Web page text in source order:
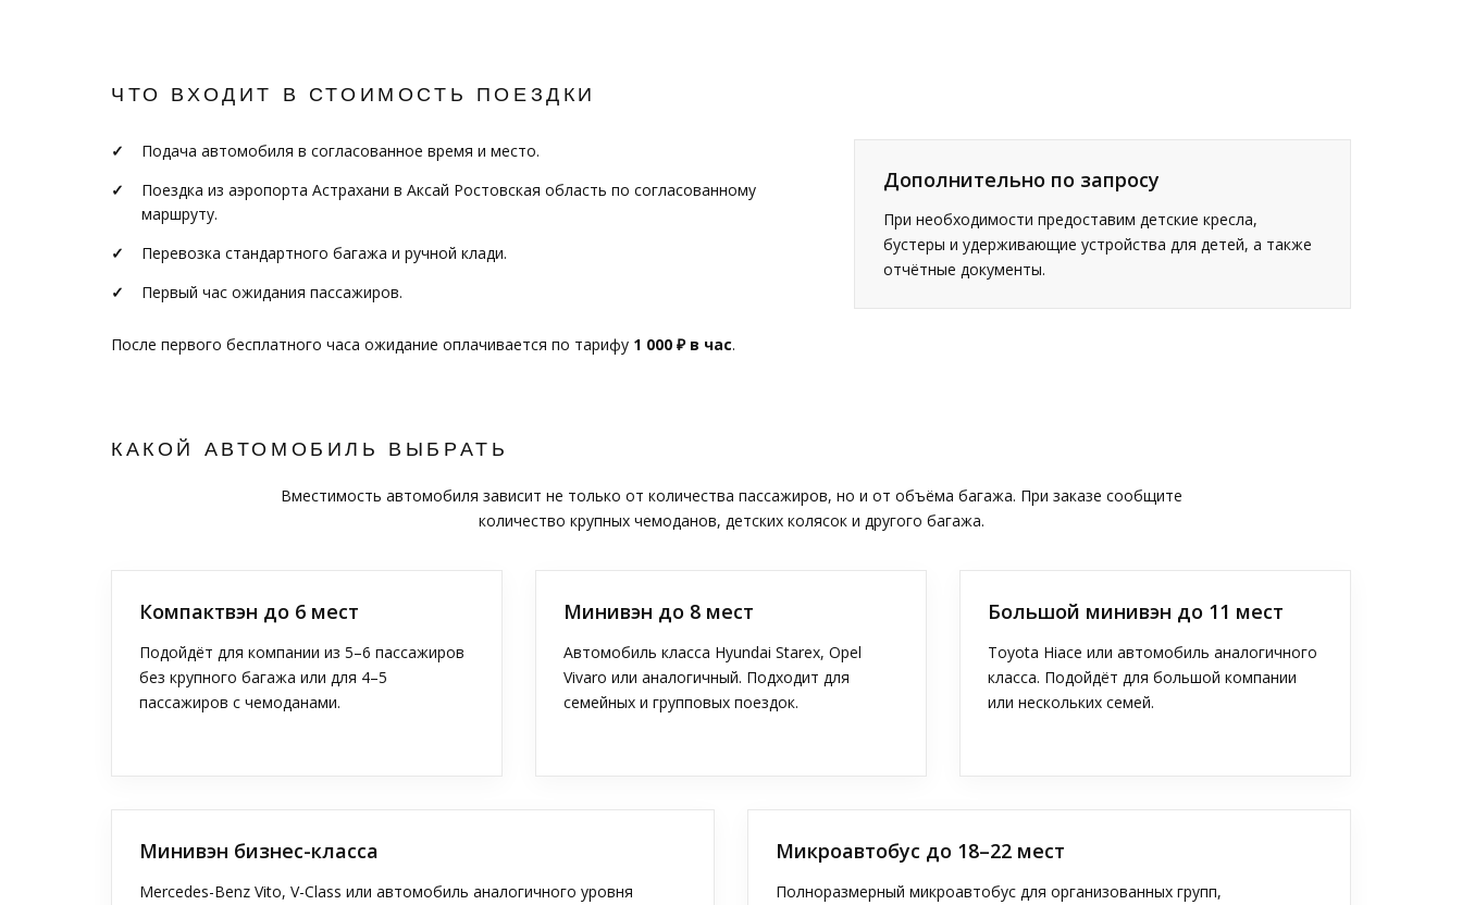
ЧТО ВХОДИТ В СТОИМОСТЬ ПОЕЗДКИ
Подача автомобиля в согласованное время и место.
Поездка из аэропорта Астрахани в Аксай Ростовская область по согласованному
маршруту.
Перевозка стандартного багажа и ручной клади.
Первый час ожидания пассажиров.
После первого бесплатного часа ожидание оплачивается по тарифу 1 000 ₽ в час.
Дополнительно по запросу
При необходимости предоставим детские кресла,
бустеры и удерживающие устройства для детей, а также
отчётные документы.
КАКОЙ АВТОМОБИЛЬ ВЫБРАТЬ
Вместимость автомобиля зависит не только от количества пассажиров, но и от объёма багажа. При заказе сообщите
количество крупных чемоданов, детских колясок и другого багажа.
Компактвэн до 6 мест
Подойдёт для компании из 5–6 пассажиров
без крупного багажа или для 4–5
пассажиров с чемоданами.
Минивэн до 8 мест
Автомобиль класса Hyundai Starex, Opel
Vivaro или аналогичный. Подходит для
семейных и групповых поездок.
Большой минивэн до 11 мест
Toyota Hiace или автомобиль аналогичного
класса. Подойдёт для большой компании
или нескольких семей.
Минивэн бизнес-класса
Mercedes-Benz Vito, V-Class или автомобиль аналогичного уровня
Микроавтобус до 18–22 мест
Полноразмерный микроавтобус для организованных групп,